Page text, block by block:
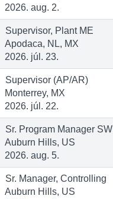
2026. aug. 2.
Supervisor, Plant ME
Apodaca, NL, MX
2026. júl. 23.
Supervisor (AP/AR)
Monterrey, MX
2026. júl. 22.
Sr. Program Manager SW
Auburn Hills, US
2026. aug. 5.
Sr. Manager, Controlling
Auburn Hills, US